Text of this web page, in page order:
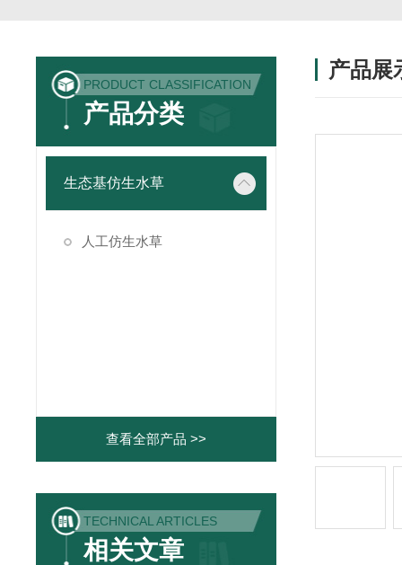
PRODUCT CLASSIFICATION
产品分类
生态基仿生水草
人工仿生水草
查看全部产品 >>
TECHNICAL ARTICLES
相关文章
产品展